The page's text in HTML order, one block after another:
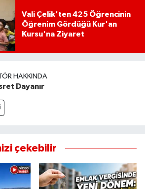
Vali Çelik'ten 425 Öğrencinin
Öğrenim Gördüğü Kur'an
Kursu'na Ziyaret
HAKKINDA
Dayanır
çekebilir